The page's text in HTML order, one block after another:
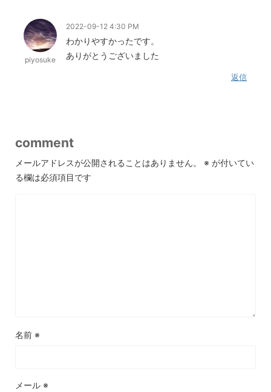
piyosuke
2022-09-12 4:30 PM
わかりやすかったです。
ありがとうございました
返信
comment
メールアドレスが公開されることはありません。 ※ が付いてい
る欄は必須項目です
名前 ※
メール ※